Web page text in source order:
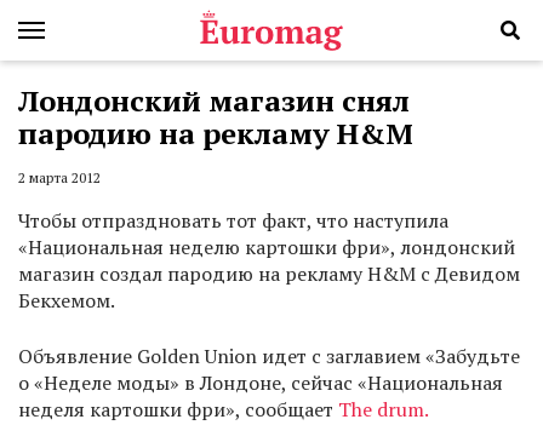
Лондонский магазин снял
пародию на рекламу H&M
2 марта 2012
Чтобы отпраздновать тот факт, что наступила
«Национальная неделю картошки фри», лондонский
магазин создал пародию на рекламу H&M с Девидом
Бекхемом.
Объявление Golden Union идет с заглавием «Забудьте
о «Неделе моды» в Лондоне, сейчас «Национальная
неделя картошки фри», сообщает The drum.